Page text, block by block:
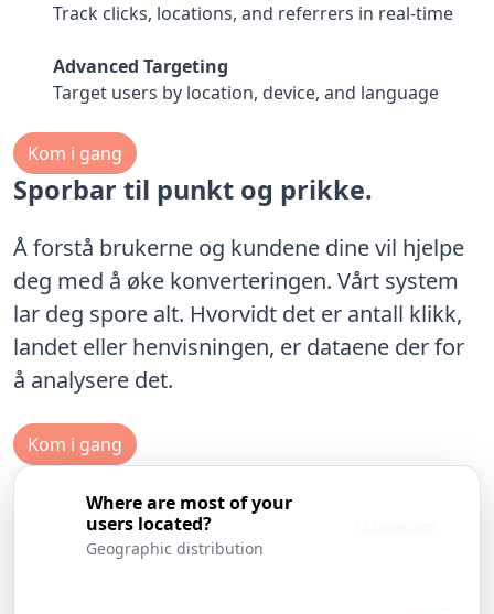
Track clicks, locations, and referrers in real-time
Advanced Targeting
Target users by location, device, and language
Kom i gang
Sporbar til punkt og prikke.
Å forstå brukerne og kundene dine vil hjelpe
deg med å øke konverteringen. Vårt system
lar deg spore alt. Hvorvidt det er antall klikk,
landet eller henvisningen, er dataene der for
å analysere det.
Kom i gang
Where are most of your
users located?
Geographic distribution